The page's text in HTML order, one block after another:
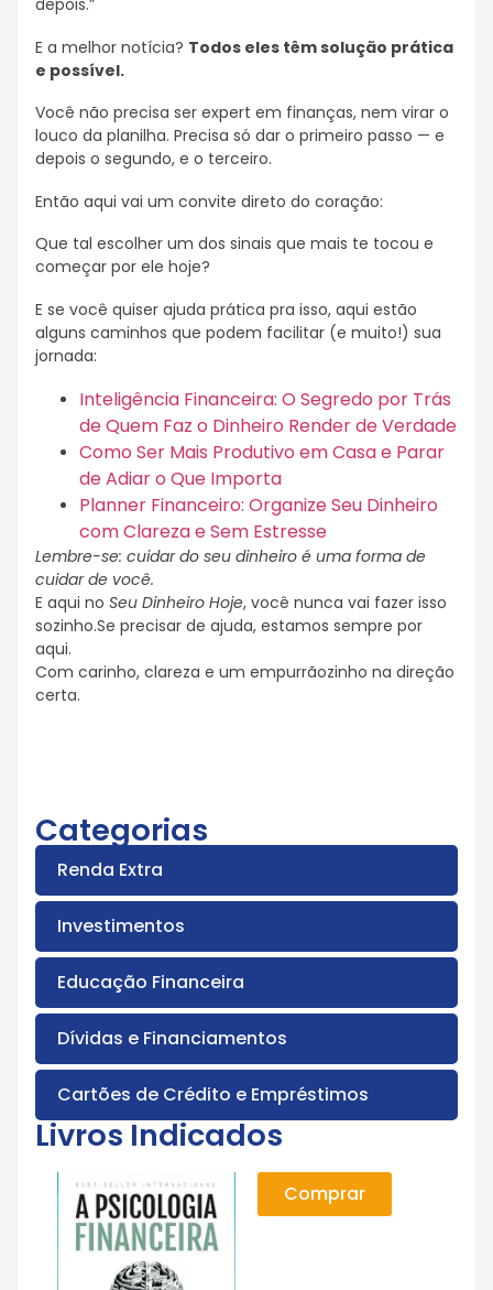
E a melhor notícia? Todos eles têm solução prática
e possível.
Você não precisa ser expert em finanças, nem virar o
louco da planilha. Precisa só dar o primeiro passo — e
depois o segundo, e o terceiro.
Então aqui vai um convite direto do coração:
Que tal escolher um dos sinais que mais te tocou e
começar por ele hoje?
E se você quiser ajuda prática pra isso, aqui estão
alguns caminhos que podem facilitar (e muito!) sua
jornada:
Inteligência Financeira: O Segredo por Trás
de Quem Faz o Dinheiro Render de Verdade
Como Ser Mais Produtivo em Casa e Parar
de Adiar o Que Importa
Planner Financeiro: Organize Seu Dinheiro
com Clareza e Sem Estresse
Lembre-se: cuidar do seu dinheiro é uma forma de
cuidar de você.
E aqui no Seu Dinheiro Hoje, você nunca vai fazer isso
sozinho.Se precisar de ajuda, estamos sempre por
aqui.
Com carinho, clareza e um empurrãozinho na direção
certa.
Categorias
Renda Extra
Investimentos
Educação Financeira
Dívidas e Financiamentos
Cartões de Crédito e Empréstimos
Livros Indicados
Comprar